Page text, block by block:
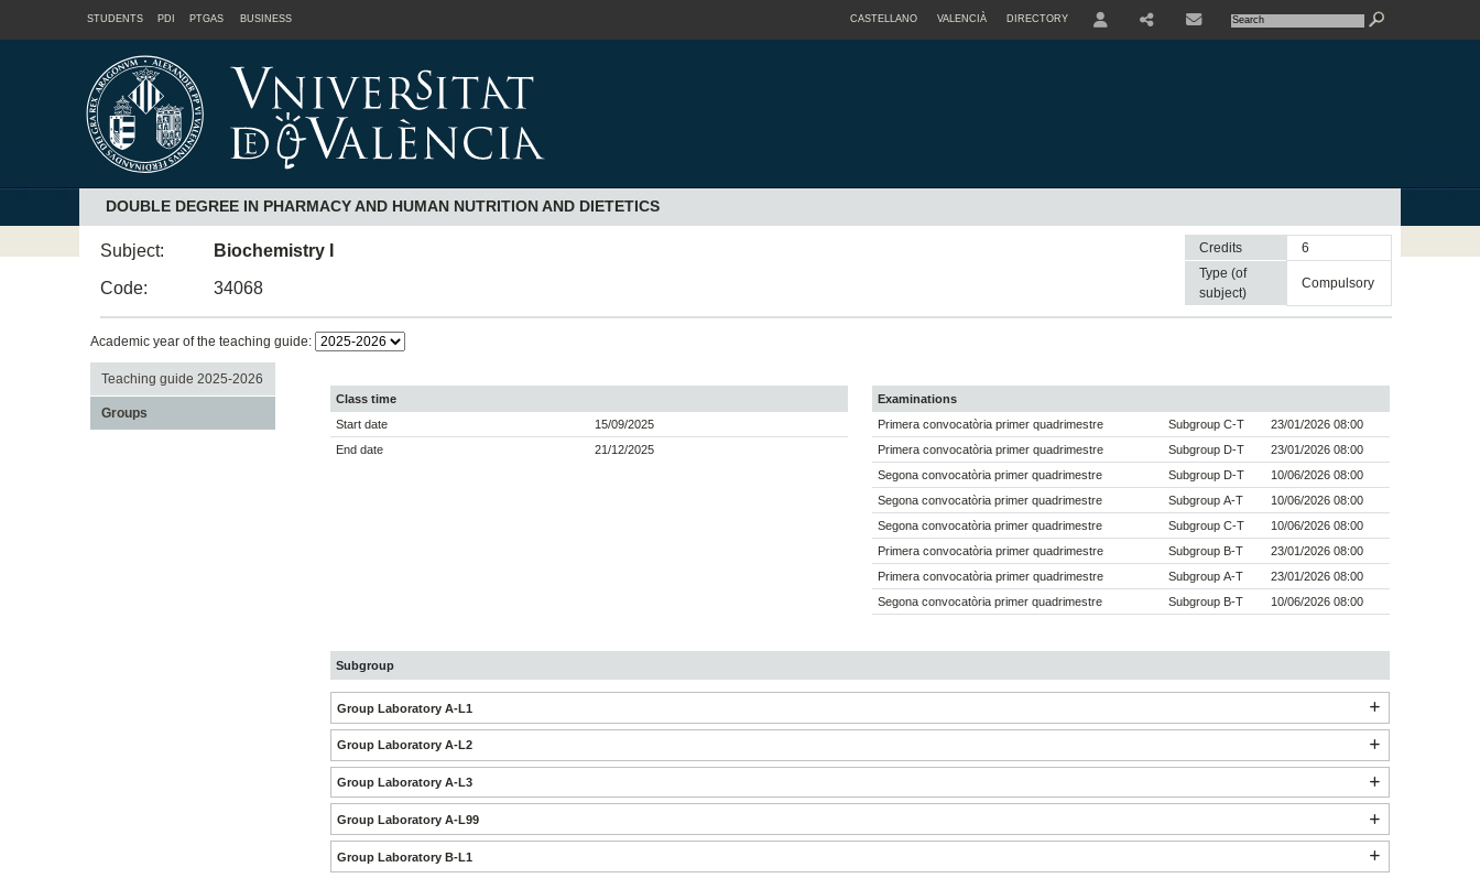
STUDENTS PDI PTGAS BUSINESS CASTELLANO VALENCIÀ DIRECTORY
DOUBLE DEGREE IN PHARMACY AND HUMAN NUTRITION AND DIETETICS
Subject:
Biochemistry I
Code:
34068
Credits
6
Type (of
subject)
compulsory
Academic year of the teaching guide:
Teaching guide 2025-2026
Groups
Class time
Start date
15/09/2025
End date
21/12/2025
Examinations
Primera convocatòria primer quadrimestre
Subgroup C-T
23/01/2026 08:00
Primera convocatòria primer quadrimestre
Subgroup D-T
23/01/2026 08:00
Segona convocatòria primer quadrimestre
Subgroup D-T
10/06/2026 08:00
Segona convocatòria primer quadrimestre
Subgroup A-T
10/06/2026 08:00
Segona convocatòria primer quadrimestre
Subgroup C-T
10/06/2026 08:00
Primera convocatòria primer quadrimestre
Subgroup B-T
23/01/2026 08:00
Primera convocatòria primer quadrimestre
Subgroup A-T
23/01/2026 08:00
Segona convocatòria primer quadrimestre
Subgroup B-T 10/06/2026 08:00
Subgroup
Group Laboratory A-L1
Group Laboratory A-L2
Group Laboratory A-L3
Group Laboratory A-L99
Group Laboratory B-L1